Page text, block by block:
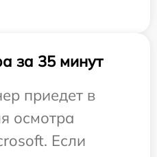
за 35 минут
приедет в
осмотра
Если